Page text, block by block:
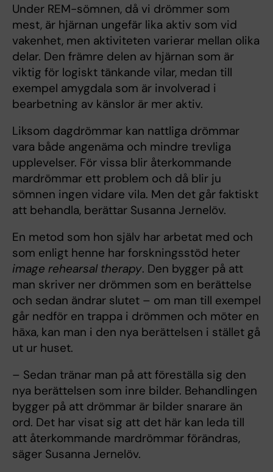
Under REM-sömnen, då vi drömmer som
mest, är hjärnan ungefär lika aktiv som vid
vakenhet, men aktiviteten varierar mellan olika
delar. Den främre delen av hjärnan som är
viktig för logiskt tänkande vilar, medan till
exempel amygdala som är involverad i
bearbetning av känslor är mer aktiv.
Liksom dagdrömmar kan nattliga drömmar
vara både angenäma och mindre trevliga
upplevelser. För vissa blir återkommande
mardrömmar ett problem och då blir ju
sömnen ingen vidare vila. Men det går faktiskt
att behandla, berättar Susanna Jernelöv.
En metod som hon själv har arbetat med och
som enligt henne har forskningsstöd heter
image rehearsal therapy. Den bygger på att
man skriver ner drömmen som en berättelse
och sedan ändrar slutet – om man till exempel
går nedför en trappa i drömmen och möter en
häxa, kan man i den nya berättelsen i stället gå
ut ur huset.
– Sedan tränar man på att föreställa sig den
nya berättelsen som inre bilder. Behandlingen
bygger på att drömmar är bilder snarare än
ord. Det har visat sig att det här kan leda till
att återkommande mardrömmar förändras,
säger Susanna Jernelöv.